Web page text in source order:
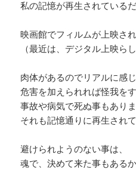
私の記憶が再生されているだ
映画館でフィルムが上映さ
（最近は、デジタル上映ら
肉体があるのでリアルに感じ
危害を加えられれば怪我をす
事故や病気で死ぬ事もありま
それも記憶通りに再生されて
避けられようのない事は、
魂で、決めて来た事もある